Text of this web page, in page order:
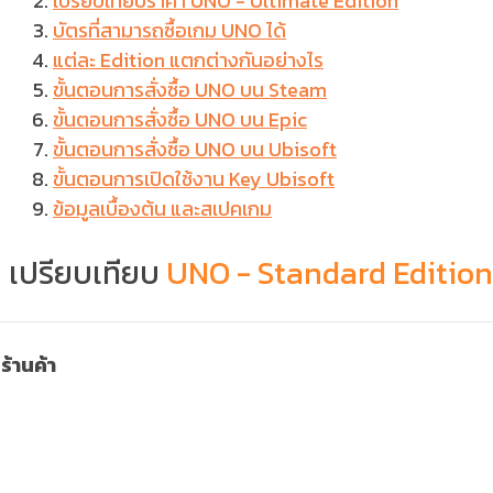
บัตรที่สามารถซื้อเกม UNO ได้
แต่ละ Edition แตกต่างกันอย่างไร
ขั้นตอนการสั่งซื้อ UNO บน Steam
ขั้นตอนการสั่งซื้อ UNO บน Epic
ขั้นตอนการสั่งซื้อ UNO บน Ubisoft
ขั้นตอนการเปิดใช้งาน Key Ubisoft
ข้อมูลเบื้องต้น และสเปคเกม
เปรียบเทียบ UNO - Standard Edition
ร้านค้า